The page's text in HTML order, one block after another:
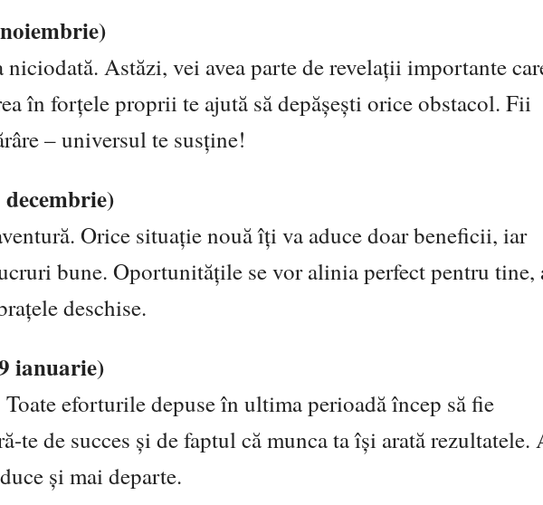
Astăzi, vei avea parte de revelații importante
în forțele proprii te ajută să depășești orice obstacol. Fii
– universul te susține!
Orice situație nouă îți va aduce doar beneficii, iar
bune. Oportunitățile se vor alinia perfect pentru tine,
deschise.
ianuarie)
Toate eforturile depuse în ultima perioadă încep să fie
te de succes și de faptul că munca ta își arată rezultatele.
și mai departe.